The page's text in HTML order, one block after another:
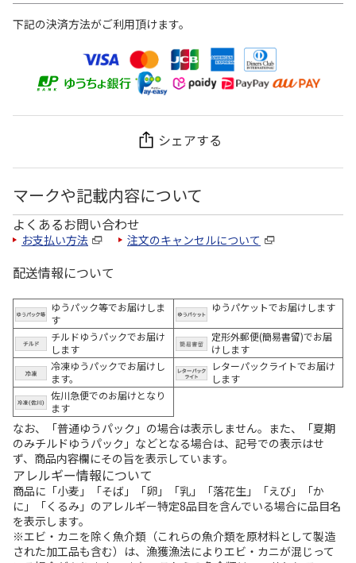
下記の決済方法がご利用頂けます。
シェアする
マークや記載内容について
よくあるお問い合わせ
お支払い方法 注文のキャンセルについて
配送情報について
ゆうパック等でお届けしま
す
ゆうパケットでお届けします
チルドゆうパックでお届け
します
定形外郵便(簡易書留)でお届
けします
冷凍ゆうパックでお届けし
ます。
レターパックライトでお届け
します
佐川急便でのお届けとなり
ます
なお、「普通ゆうパック」の場合は表示しません。また、「夏期
のみチルドゆうパック」などとなる場合は、記号での表示はせ
ず、商品内容欄にその旨を表示しています。
アレルギー情報について
商品に「小麦」「そば」「卵」「乳」「落花生」「えび」「か
に」「くるみ」のアレルギー特定8品目を含んでいる場合に品目名
を表示します。
※エビ・カニを除く魚介類（これらの魚介類を原材料として製造
された加工品も含む）は、漁獲漁法によりエビ・カニが混じって